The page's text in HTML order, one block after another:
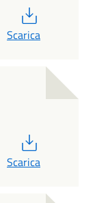
Scarica
Scarica